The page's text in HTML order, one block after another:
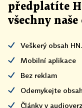
předplatíte
všechny
Veškerý obsah
Mobilní aplikace
Bez reklam
Odemykejte
Články v